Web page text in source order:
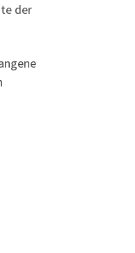
der